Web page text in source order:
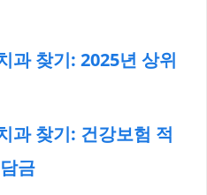
과 찾기: 2025년 상위
과 찾기: 건강보험 적
금